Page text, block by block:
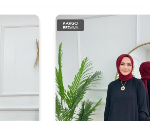
KARGO
BEDAVA